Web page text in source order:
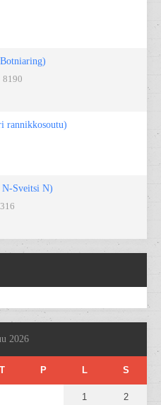
8190
rannikkosoutu)
N-Sveitsi N)
2026
T P L S
1 2